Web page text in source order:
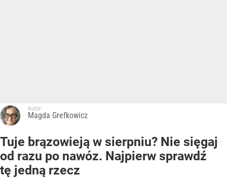
Autor:
Magda Grefkowicz
Tuje brązowieją w sierpniu? Nie sięgaj
od razu po nawóz. Najpierw sprawdź
tę jedną rzecz